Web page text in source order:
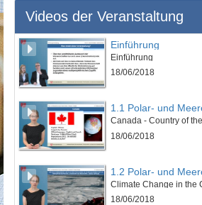
Videos der Veranstaltung
Einführung
Einführung
18/06/2018
Canada - Country of
18/06/2018
Climate Change in the
18/06/2018